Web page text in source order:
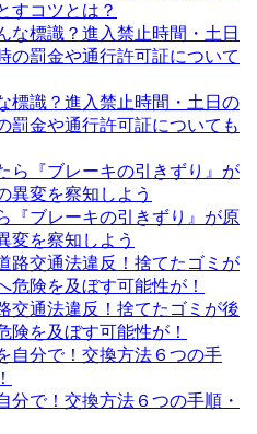
すコツとは？
標識？進入禁止時間・土日の
罰金や通行許可証についても
『ブレーキの引きずり』が原
変を察知しよう
交通法違反！捨てたゴミが後
険を及ぼす可能性が！
分で！交換方法６つの手順・